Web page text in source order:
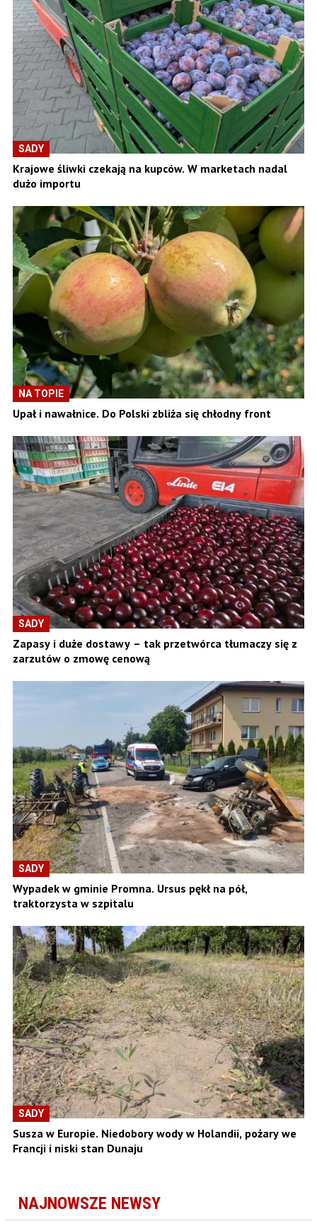
SADY
Krajowe śliwki czekają na kupców. W marketach nadal
dużo importu
NA TOPIE
Upał i nawałnice. Do Polski zbliża się chłodny front
SADY
Zapasy i duże dostawy – tak przetwórca tłumaczy się z
zarzutów o zmowę cenową
SADY
Wypadek w gminie Promna. Ursus pękł na pół,
traktorzysta w szpitalu
SADY
Susza w Europie. Niedobory wody w Holandii, pożary we
Francji i niski stan Dunaju
NAJNOWSZE NEWSY